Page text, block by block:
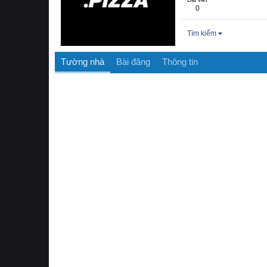
0
Tìm kiếm
Tường nhà Bài đăng Thông tin